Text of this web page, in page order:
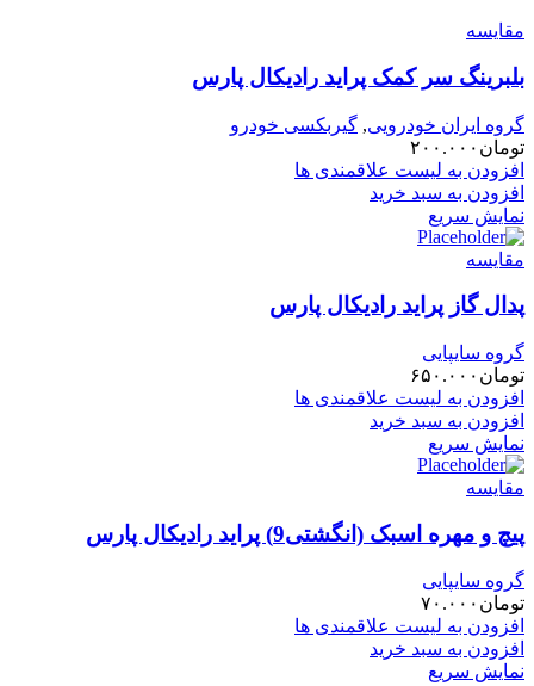
مقایسه
بلبرینگ سر کمک پراید رادیکال پارس
گروه ایران خودرویی, گیربکسی خودرو
تومان ۲۰۰.۰۰۰
افزودن به لیست علاقمندی ها
افزودن به سبد خرید
نمایش سریع
مقایسه
پدال گاز پراید رادیکال پارس
گروه سایپایی
تومان ۶۵۰.۰۰۰
افزودن به لیست علاقمندی ها
افزودن به سبد خرید
نمایش سریع
مقایسه
پیچ و مهره اسبک (انگشتی9) پراید رادیکال پارس
گروه سایپایی
تومان ۷۰.۰۰۰
افزودن به لیست علاقمندی ها
افزودن به سبد خرید
نمایش سریع